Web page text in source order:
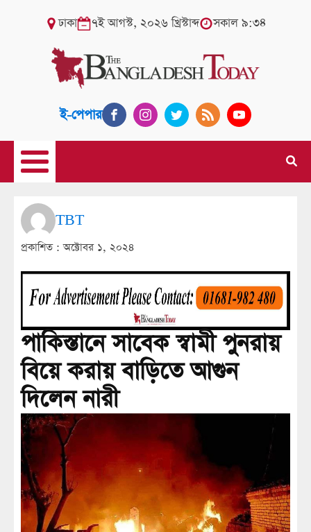
ঢাকা ৭ই আগস্ট, ২০২৬ খ্রিস্টাব্দ সকাল ৯:৩৪
ই-পেপার
TBT
প্রকাশিত :অক্টোবর ১, ২০২৪
পাকিস্তানে সাবেক স্বামী পুনরায়
বিয়ে করায় বাড়িতে আগুন
দিলেন নারী